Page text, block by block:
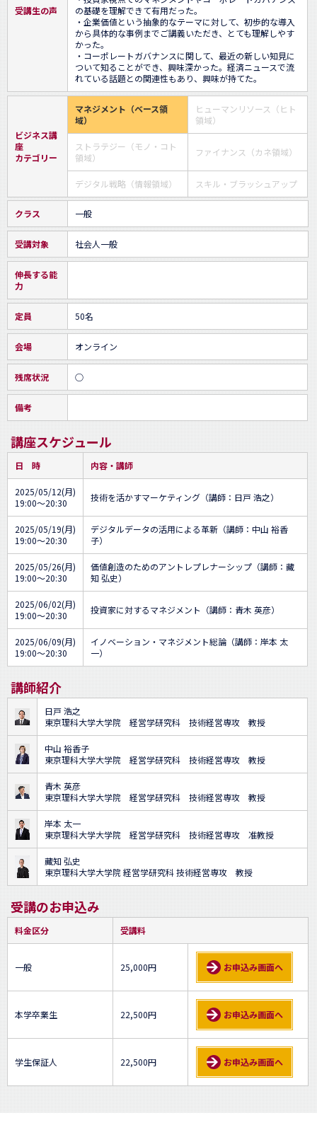
受講生の声
の基礎を理解できて有用だった。
・企業価値という抽象的なテーマに対して、初歩的な導入
から具体的な事例までご講義いただき、とても理解しやす
かった。
・コーポレートガバナンスに関して、最近の新しい知見に
ついて知ることができ、興味深かった。経済ニュースで流
れている話題との関連性もあり、興味が持てた。
ビジネス講
座
カテゴリー
マネジメント（ベース領
域）
ヒューマンリソース（ヒト
領域）
ストラテジー（モノ・コト
領域）
ファイナンス（カネ領域）
デジタル戦略（情報領域） スキル・ブラッシュアップ
クラス 一般
受講対象 社会人一般
伸長する能
力
定員 50名
会場 オンライン
残席状況 ○
備考
講座スケジュール
日 時 内容・講師
2025/05/12(月)
19:00～20:30
技術を活かすマーケティング（講師：日戸 浩之）
2025/05/19(月)
19:00～20:30
デジタルデータの活用による革新（講師：中山 裕香
子）
2025/05/26(月)
19:00～20:30
価値創造のためのアントレプレナーシップ（講師：藏
知 弘史）
2025/06/02(月)
19:00～20:30
投資家に対するマネジメント（講師：青木 英彦）
2025/06/09(月)
19:00～20:30
イノベーション・マネジメント総論（講師：岸本 太
一）
講師紹介
日戸 浩之
東京理科大学大学院 経営学研究科 技術経営専攻 教授
中山 裕香子
東京理科大学大学院 経営学研究科 技術経営専攻 教授
青木 英彦
東京理科大学大学院 経営学研究科 技術経営専攻 教授
岸本 太一
東京理科大学大学院 経営学研究科 技術経営専攻 准教授
藏知 弘史
東京理科大学大学院 経営学研究科 技術経営専攻 教授
受講のお申込み
料金区分 受講料
一般 25,000円 お申込み画面へ
本学卒業生 22,500円 お申込み画面へ
学生保証人 22,500円 お申込み画面へ